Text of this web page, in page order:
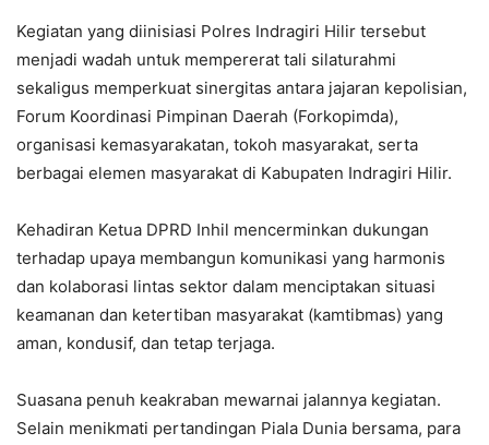
Kegiatan yang diinisiasi Polres Indragiri Hilir tersebut
menjadi wadah untuk mempererat tali silaturahmi
sekaligus memperkuat sinergitas antara jajaran kepolisian,
Forum Koordinasi Pimpinan Daerah (Forkopimda),
organisasi kemasyarakatan, tokoh masyarakat, serta
berbagai elemen masyarakat di Kabupaten Indragiri Hilir.
Kehadiran Ketua DPRD Inhil mencerminkan dukungan
terhadap upaya membangun komunikasi yang harmonis
dan kolaborasi lintas sektor dalam menciptakan situasi
keamanan dan ketertiban masyarakat (kamtibmas) yang
aman, kondusif, dan tetap terjaga.
Suasana penuh keakraban mewarnai jalannya kegiatan.
Selain menikmati pertandingan Piala Dunia bersama, para